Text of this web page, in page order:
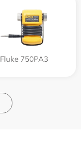
Fluke 750PA3